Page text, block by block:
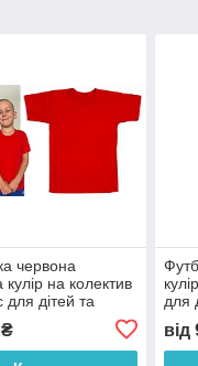
червона
на колектив
для дітей та
(розміри 30–56)
для
від